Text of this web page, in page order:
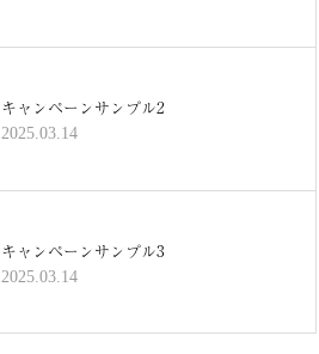
キャンペーンサンプル2
2025.03.14
キャンペーンサンプル3
2025.03.14